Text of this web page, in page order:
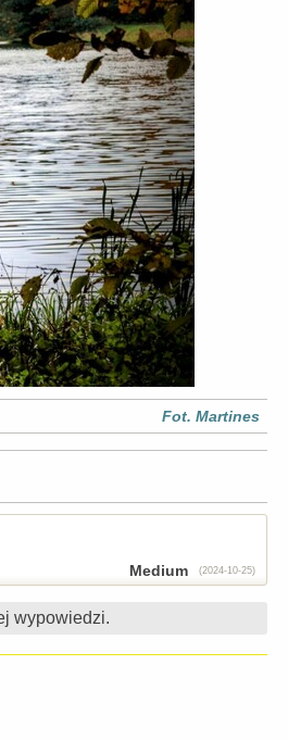
Fot. Martines
Medium (2024-10-25)
wypowiedzi.